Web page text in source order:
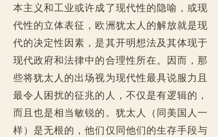
本主义和工业或许成了现代性的隐喻，或现
代性的立体表征，欧洲犹太人的解放就是现
代的决定性因素，是其开明想法及其体现于
现代政府和法律中的合理性所在。因而，那
些将犹太人的出场视为现代性最具说服力且
最令人困扰的征兆的人，不仅是有逻辑的，
而且也是相当敏锐的。犹太人（同美国人一
样）是无根的，他们仅同他们的生存手段与